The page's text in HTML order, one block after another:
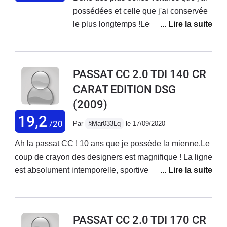
conduire. Je voulais changer mais
finalement je vais la garder.
possédées et celle que j'ai conservée
le plus longtemps !Les années
élégante, intemporelle...Une finition
fabrication, confortable. Voiture très
fiable consommant peu et peu
coûteuse en entretien au vu de la
coffre, c'est un coupé familial.C'est une
voiture agréable à conduire, que j'ai
vendue avec regret...
19,2 /20
PASSAT CC 2.0 TDI 140 CR
CARAT EDITION DSG
(2009)
Par §Mar033Lq le 17/09/2020
Ah la passat CC ! 10 ans que je posséde la mienne.Le
coup de crayon des designers est magnifique ! La ligne
est absolument intemporelle, sportive et très
pleinement au rendez vous et présentent un tres bon
conception intérieure n'appelle aucune critique et joue
PASSAT CC 2.0 TDI 170 CR